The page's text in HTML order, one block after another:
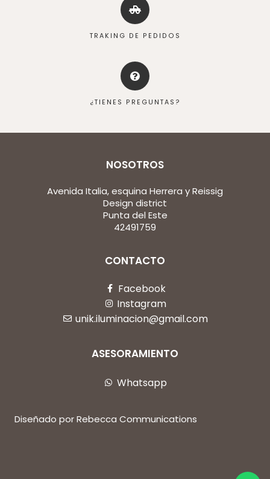
TRAKING DE PEDIDOS
¿TIENES PREGUNTAS?
NOSOTROS
Avenida Italia, esquina Herrera y Reissig
Design district
Punta del Este
42491759
CONTACTO
Facebook
Instagram
unik.iluminacion@gmail.com
ASESORAMIENTO
Whatsapp
Diseñado por Rebecca Communications